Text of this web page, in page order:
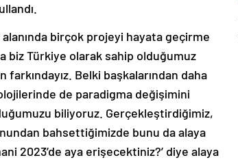
birçok projeyi hayata geçirme
biz Türkiye olarak sahip olduğumuz
Belki başkalarından daha
de paradigma değişimini
biliyoruz. Gerçekleştirdiğimiz,
bahsettiğimizde bunu da alaya
2023’de aya erişecektiniz?’ diye alaya